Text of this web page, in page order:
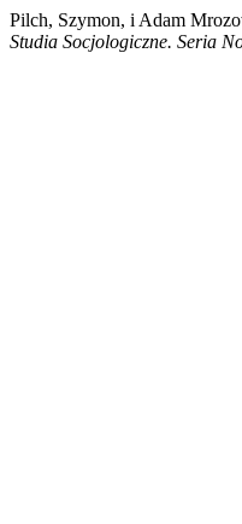
Pilch, Szymon, i Adam
Studia Socjologiczne. Seria